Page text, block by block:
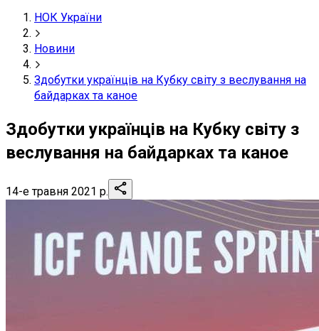
НОК України
Новини
Здобутки українців на Кубку світу з веслування на
байдарках та каное
Здобутки українців на Кубку світу з
веслування на байдарках та каное
14-е травня 2021 р.